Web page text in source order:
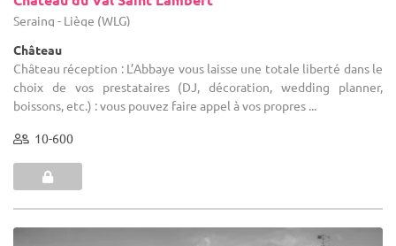
Seraing - Liège (WLG)
Château
Château réception : L’Abbaye vous laisse une totale liberté dans le
choix de vos prestataires (DJ, décoration, wedding planner,
boissons, etc.) : vous pouvez faire appel à vos propres ...
10-600